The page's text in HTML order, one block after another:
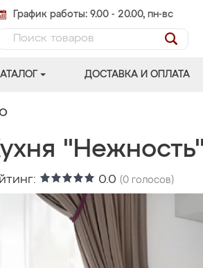
График работы: 9.00 - 20.00, пн-вс
ДОСТАВКА И ОПЛАТА
"Нежность"
0.0 (0 голосов)